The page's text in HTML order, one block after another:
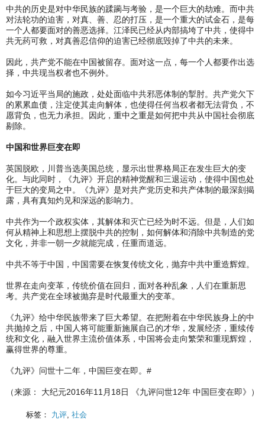
中共的历史是对中华民族的蹂躏与考验，是一个巨大的劫难。而中共
对法轮功的迫害，对真、善、忍的打压，是一个重大的试金石，是每
一个人都要面对的善恶选择。江泽民已经从内部搞垮了中共，使得中
共无药可救，对真善忍信仰的迫害已经彻底毁掉了中共的未来。
因此，共产党不能在中国被留存。面对这一点，每一个人都要作出选
择，中共现当权者也不例外。
如今习近平当局的施政，处处面临中共邪恶体制的掣肘。共产党欠下
的累累血债，注定使其走向解体，也使得任何当权者都无法背负，不
愿背负，也无力承担。因此，重中之重是如何把中共从中国社会彻底
剔除。
中国和世界巨变在即
英国脱欧，川普当选美国总统，显示出世界格局正在发生巨大的变
化。与此同时，《九评》开启的精神觉醒和三退运动，使得中国也处
于巨大的变局之中。《九评》是对共产党历史和共产体制的最深刻揭
露，具有真知灼见和深远的影响力。
中共作为一个政权实体，其解体和灭亡已经为时不远。但是，人们如
何从精神上和思想上摆脱中共的控制，如何解体和消除中共制造的党
文化，并非一朝一夕就能完成，任重而道远。
中共不等于中国，中国需要在恢复传统文化，抛弃中共中重造辉煌。
世界在走向变革，传统价值在回归，面对各种乱象，人们在重新思
考。共产党在全球被抛弃是时代最重大的变革。
《九评》给中华民族带来了巨大希望。在把附着在中华民族身上的中
共抛掉之后，中国人将可能重新施展自己的才华，发展经济，重续传
统和文化，融入世界主流价值体系，中国将会走向繁荣和重现辉煌，
赢得世界的尊重。
《九评》问世十二年，中国巨变在即。#
（来源： 大纪元2016年11月18日 《九评问世12年 中国巨变在即》）
标签： 九评 社会